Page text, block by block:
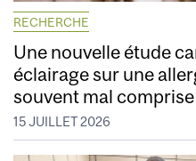
RECHERCHE
Une nouvelle étude
éclairage sur une
souvent mal comprise
15 JUILLET 2026